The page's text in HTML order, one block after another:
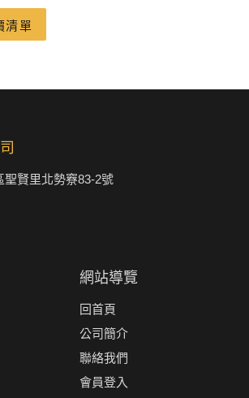
清單
聖賢里北勢竂83-2號
網站導覽
回首頁
公司簡介
聯絡我們
會員登入